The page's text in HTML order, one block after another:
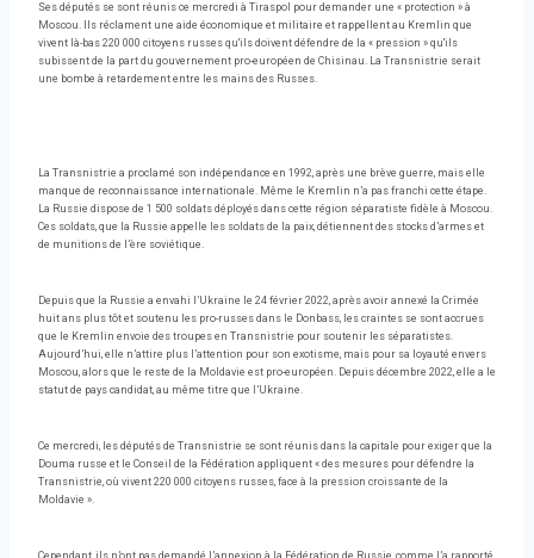
Ses députés se sont réunis ce mercredi à Tiraspol pour demander une « protection » à
Moscou. Ils réclament une aide économique et militaire et rappellent au Kremlin que
vivent là-bas 220 000 citoyens russes qu'ils doivent défendre de la « pression » qu'ils
subissent de la part du gouvernement pro-européen de Chisinau. La Transnistrie serait
une bombe à retardement entre les mains des Russes.
La Transnistrie a proclamé son indépendance en 1992, après une brève guerre, mais elle
manque de reconnaissance internationale. Même le Kremlin n’a pas franchi cette étape.
La Russie dispose de 1 500 soldats déployés dans cette région séparatiste fidèle à Moscou.
Ces soldats, que la Russie appelle les soldats de la paix, détiennent des stocks d’armes et
de munitions de l’ère soviétique.
Depuis que la Russie a envahi l’Ukraine le 24 février 2022, après avoir annexé la Crimée
huit ans plus tôt et soutenu les pro-russes dans le Donbass, les craintes se sont accrues
que le Kremlin envoie des troupes en Transnistrie pour soutenir les séparatistes.
Aujourd’hui, elle n’attire plus l’attention pour son exotisme, mais pour sa loyauté envers
Moscou, alors que le reste de la Moldavie est pro-européen. Depuis décembre 2022, elle a le
statut de pays candidat, au même titre que l’Ukraine.
Ce mercredi, les députés de Transnistrie se sont réunis dans la capitale pour exiger que la
Douma russe et le Conseil de la Fédération appliquent « des mesures pour défendre la
Transnistrie, où vivent 220 000 citoyens russes, face à la pression croissante de la
Moldavie ».